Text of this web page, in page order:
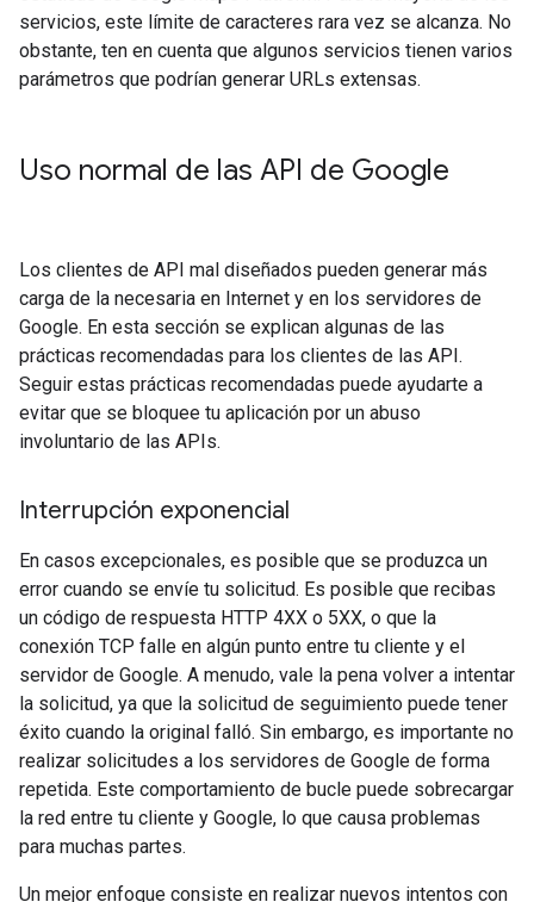
servicios, este límite de caracteres rara vez se alcanza. No
obstante, ten en cuenta que algunos servicios tienen varios
parámetros que podrían generar URLs extensas.
Uso normal de las API de Google
Los clientes de API mal diseñados pueden generar más
carga de la necesaria en Internet y en los servidores de
Google. En esta sección se explican algunas de las
prácticas recomendadas para los clientes de las API.
Seguir estas prácticas recomendadas puede ayudarte a
evitar que se bloquee tu aplicación por un abuso
involuntario de las APIs.
Interrupción exponencial
En casos excepcionales, es posible que se produzca un
error cuando se envíe tu solicitud. Es posible que recibas
un código de respuesta HTTP 4XX o 5XX, o que la
conexión TCP falle en algún punto entre tu cliente y el
servidor de Google. A menudo, vale la pena volver a intentar
la solicitud, ya que la solicitud de seguimiento puede tener
éxito cuando la original falló. Sin embargo, es importante no
realizar solicitudes a los servidores de Google de forma
repetida. Este comportamiento de bucle puede sobrecargar
la red entre tu cliente y Google, lo que causa problemas
para muchas partes.
Un mejor enfoque consiste en realizar nuevos intentos con